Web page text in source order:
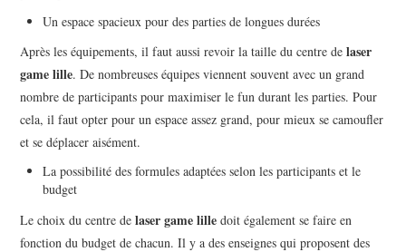
Un espace spacieux pour des parties de longues durées
Après les équipements, il faut aussi revoir la taille du centre delaser
game lille. De nombreuses équipes viennent souvent avec un grand
nombre de participants pour maximiser le fun durant les parties. Pour
cela, il faut opter pour un espace assez grand, pour mieux se camoufler
et se déplacer aisément.
La possibilité des formules adaptées selon les participants et le
budget
Le choix du centre delaser game lille doit également se faire en
fonction du budget de chacun. Il y a des enseignes qui proposent des